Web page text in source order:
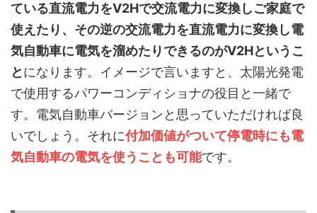
ている直流電力をV2Hで交流電力に変換しご家庭で
使えたり、その逆の交流電力を直流電力に変換し電
気自動車に電気を溜めたりできるのがV2Hというこ
とになります。イメージで言いますと、太陽光発電
で使用するパワーコンディショナの役目と一緒で
す。電気自動車バージョンと思っていただければ良
いでしょう。それに付加価値がついて停電時にも電
気自動車の電気を使うことも可能です。